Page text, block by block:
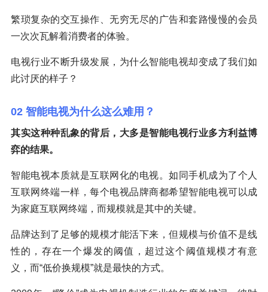
繁琐复杂的交互操作、无穷无尽的广告和套路慢慢的会员
一次次瓦解着消费者的体验。
电视行业不断升级发展，为什么智能电视却变成了我们如
此讨厌的样子？
02 智能电视为什么这么难用？
其实这种种乱象的背后，大多是智能电视行业多方利益博
弈的结果。
智能电视本质就是互联网化的电视。如同手机成为了个人
互联网终端一样，每个电视品牌商都希望智能电视可以成
为家庭互联网终端，而规模就是其中的关键。
品牌达到了足够的规模才能活下来，但规模与价值不是线
性的，存在一个爆发的阈值，超过这个阈值规模才有意
义，而“低价换规模”就是最快的方式。